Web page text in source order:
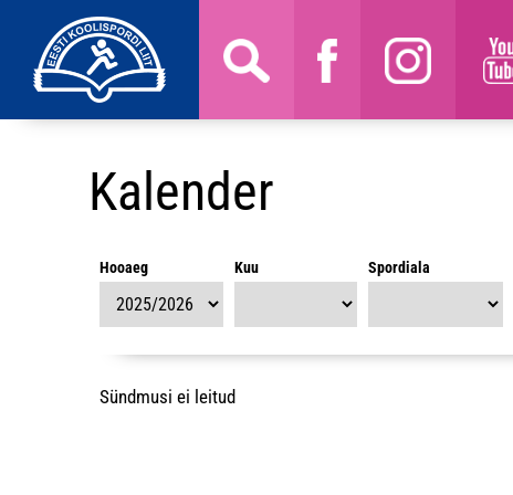
Kalender
Hooaeg Kuu Spordiala
Sündmusi ei leitud